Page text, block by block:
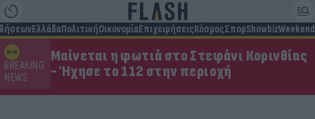
ΕλλάδαΠολιτικήΟικονομίαΕπιχειρήσειςΚόσμοςΣπορShowbizWeekend
BREAKING
NEWS
Μαίνεται η φωτιά στο Στεφάνι Κορινθίας
- Ήχησε το 112 στην περιοχή